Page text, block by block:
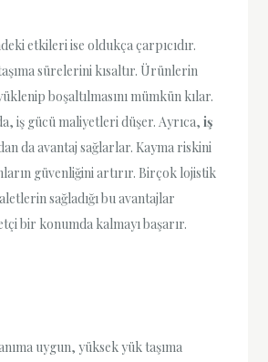
etkileri ise oldukça çarpıcıdır.
sürelerini kısaltır. Ürünlerin
boşaltılmasını mümkün kılar.
iş gücü maliyetleri düşer. Ayrıca,iş
da avantaj sağlarlar. Kayma riskini
güvenliğini artırır. Birçok lojistik
sağladığı bu avantajlar
bir konumda kalmayı başarır.
uygun, yüksek yük taşıma